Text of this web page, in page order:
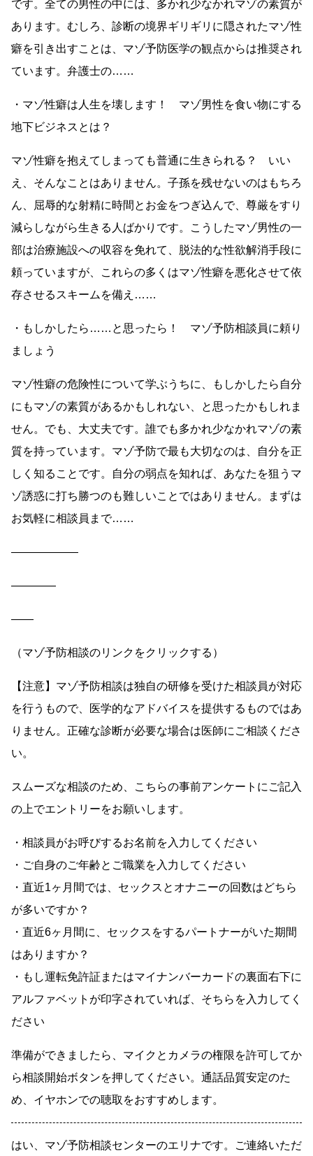
です。全ての男性の中には、多かれ少なかれマゾの素質が
あります。むしろ、診断の境界ギリギリに隠されたマゾ性
癖を引き出すことは、マゾ予防医学の観点からは推奨され
ています。弁護士の……
・マゾ性癖は人生を壊します！ マゾ男性を食い物にする
地下ビジネスとは？
マゾ性癖を抱えてしまっても普通に生きられる？ いい
え、そんなことはありません。子孫を残せないのはもちろ
ん、屈辱的な射精に時間とお金をつぎ込んで、尊厳をすり
減らしながら生きる人ばかりです。こうしたマゾ男性の一
部は治療施設への収容を免れて、脱法的な性欲解消手段に
頼っていますが、これらの多くはマゾ性癖を悪化させて依
存させるスキームを備え……
・もしかしたら……と思ったら！ マゾ予防相談員に頼り
ましょう
マゾ性癖の危険性について学ぶうちに、もしかしたら自分
にもマゾの素質があるかもしれない、と思ったかもしれま
せん。でも、大丈夫です。誰でも多かれ少なかれマゾの素
質を持っています。マゾ予防で最も大切なのは、自分を正
しく知ることです。自分の弱点を知れば、あなたを狙うマ
ゾ誘惑に打ち勝つのも難しいことではありません。まずは
お気軽に相談員まで……
――――――
――――
――
（マゾ予防相談のリンクをクリックする）
【注意】マゾ予防相談は独自の研修を受けた相談員が対応
を行うもので、医学的なアドバイスを提供するものではあ
りません。正確な診断が必要な場合は医師にご相談くださ
い。
スムーズな相談のため、こちらの事前アンケートにご記入
の上でエントリーをお願いします。
・相談員がお呼びするお名前を入力してください
・ご自身のご年齢とご職業を入力してください
・直近1ヶ月間では、セックスとオナニーの回数はどちら
が多いですか？
・直近6ヶ月間に、セックスをするパートナーがいた期間
はありますか？
・もし運転免許証またはマイナンバーカードの裏面右下に
アルファベットが印字されていれば、そちらを入力してく
ださい
準備ができましたら、マイクとカメラの権限を許可してか
ら相談開始ボタンを押してください。通話品質安定のた
め、イヤホンでの聴取をおすすめします。
はい、マゾ予防相談センターのエリナです。ご連絡いただ